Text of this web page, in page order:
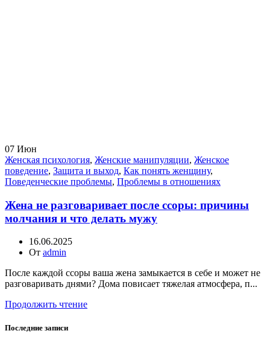
07 Июн
Женская психология, Женские манипуляции, Женское
поведение, Защита и выход, Как понять женщину,
Поведенческие проблемы, Проблемы в отношениях
Жена не разговаривает после ссоры: причины
молчания и что делать мужу
16.06.2025
От admin
После каждой ссоры ваша жена замыкается в себе и может не
разговаривать днями? Дома повисает тяжелая атмосфера, п...
Продолжить чтение
Последние записи